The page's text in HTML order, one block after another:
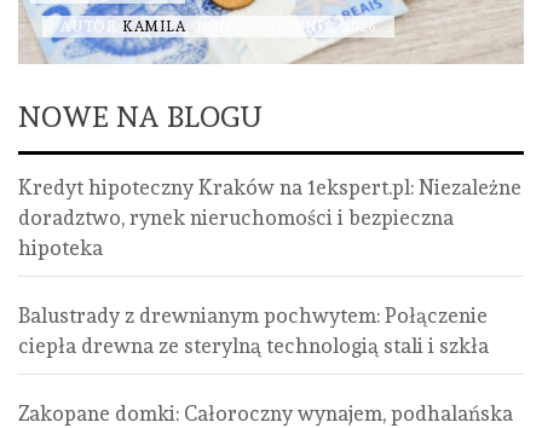
AUTOR KAMILA 1 SIERPNIA, 2026
NOWE NA BLOGU
Kredyt hipoteczny Kraków na 1ekspert.pl: Niezależne
doradztwo, rynek nieruchomości i bezpieczna
hipoteka
Balustrady z drewnianym pochwytem: Połączenie
ciepła drewna ze sterylną technologią stali i szkła
Zakopane domki: Całoroczny wynajem, podhalańska